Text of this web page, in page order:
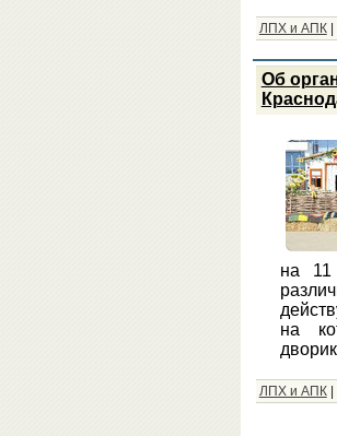
ЛПХ и АПК|
Об
на 11
на
ЛПХ и АПК|